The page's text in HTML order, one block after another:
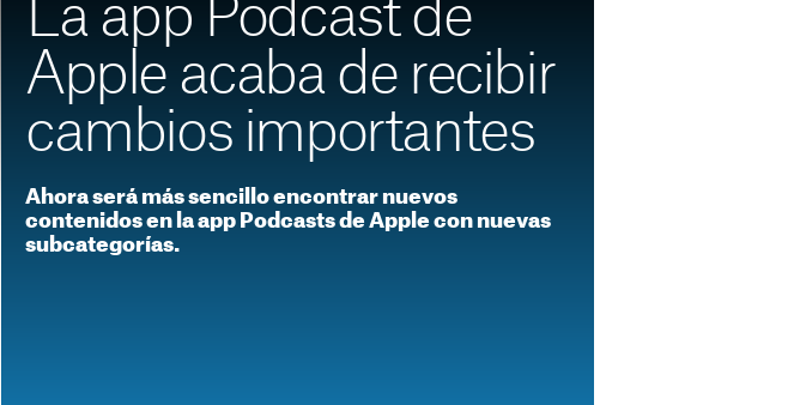
La app Podcast de
Apple acaba de recibir
cambios importantes
Ahora será más sencillo encontrar nuevos
contenidos en la app Podcasts de Apple con nuevas
subcategorías.